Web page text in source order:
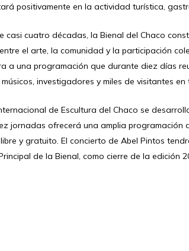
positivamente en la actividad turística,
casi cuatro décadas, la Bienal del Chaco
el arte, la comunidad y la participación
a una programación que durante diez días
investigadores y miles de visitantes
de Escultura del Chaco se
jornadas ofrecerá una amplia programación
y gratuito. El concierto de Abel Pintos
de la Bienal, como cierre de la edición